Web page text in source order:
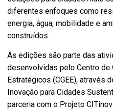
diferentes enfoques como
energia, água, mobilidade e
construídos.
As edições são parte das
desenvolvidas pelo Centro de
Estratégicos (CGEE), através
Inovação para Cidades
parceria com o Projeto